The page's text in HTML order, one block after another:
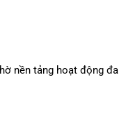
nền tảng hoạt động đa